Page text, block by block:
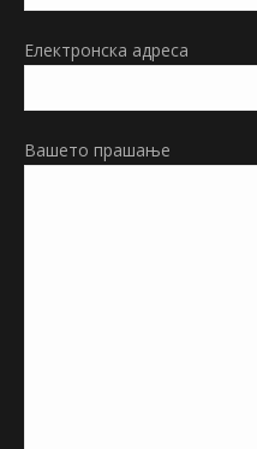
Електронска адреса
Вашето прашање